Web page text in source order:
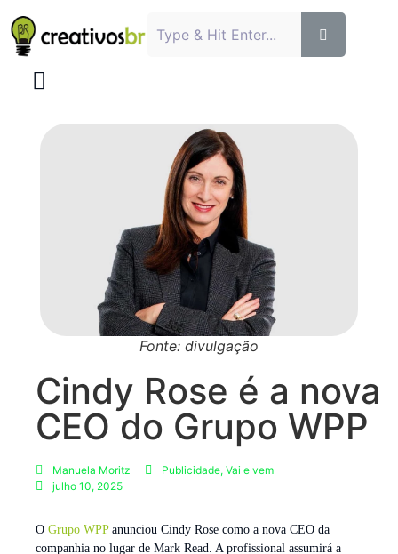
Fonte: divulgação
Cindy Rose é a nova
CEO do Grupo WPP
Manuela Moritz Publicidade, Vai e vem
julho 10, 2025
O Grupo WPPanunciou Cindy Rose como a nova CEO da
companhia no lugar de Mark Read. A profissional assumirá a